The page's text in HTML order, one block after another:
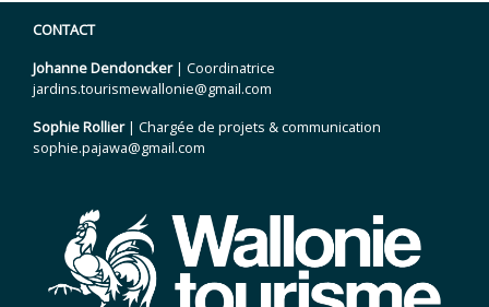
CONTACT
Johanne Dendoncker| Coordinatrice
jardins.tourismewallonie@gmail.com
Sophie Rollier| Chargée de projets & communication
sophie.pajawa@gmail.com